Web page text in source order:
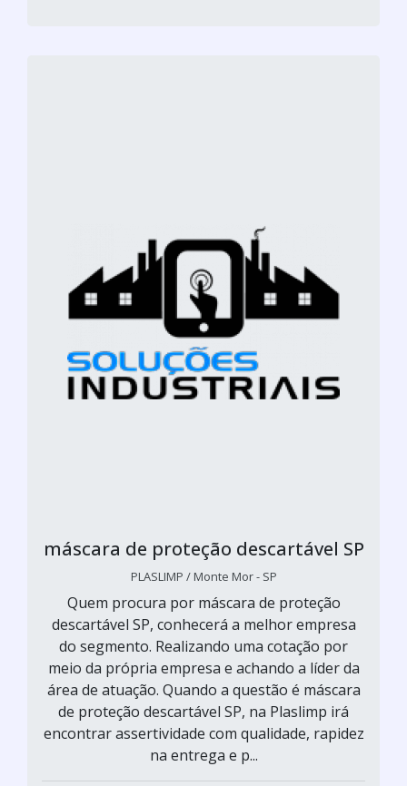
máscara de proteção descartável SP
PLASLIMP / Monte Mor - SP
Quem procura por máscara de proteção
descartável SP, conhecerá a melhor empresa
do segmento. Realizando uma cotação por
meio da própria empresa e achando a líder da
área de atuação. Quando a questão é máscara
de proteção descartável SP, na Plaslimp irá
encontrar assertividade com qualidade, rapidez
na entrega e p...